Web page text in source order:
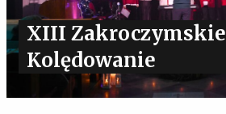
XIII Zakroczymskie
Kolędowanie